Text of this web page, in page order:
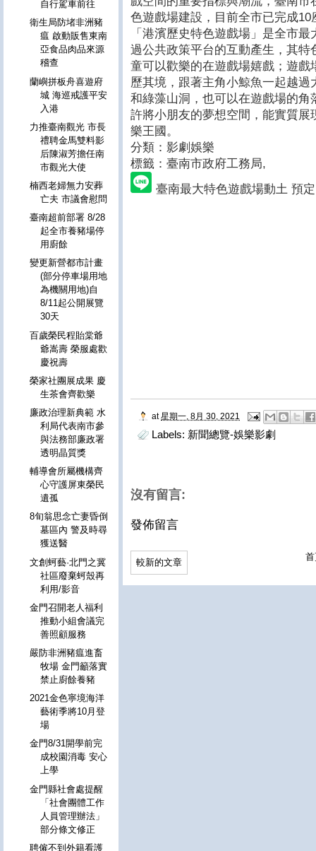
色遊戲場建設，目前全市已完成
「港濱歷史特色遊戲場」是全市
過公共政策平台的互動產生，其
童可以歡樂的在遊戲場嬉戲；遊
歷其境，跟著主角小鯨魚一起越
和綠藻山洞，也可以在遊戲場的
許將小朋友的夢想空間，能實質
樂王國。
分類：影劇娛樂
標籤：臺南市政府工務局,
臺南最大特色遊戲場動土 預
at 星期一, 8月 30, 2021
Labels: 新聞總覽-娛樂影劇
沒有留言:
發佈留言
較新的文章
自行駕車前往
衛生局防堵非洲豬
瘟 啟動販售東南
亞食品肉品來源
稽查
蘭嶼拼板舟喜遊府
城 海巡戒護平安
入港
力推臺南觀光 市長
禮聘金馬雙料影
后陳淑芳擔任南
市觀光大使
楠西老婦無力安葬
亡夫 市議會慰問
臺南超前部署 8/28
起全市養豬場停
用廚餘
變更新營都市計畫
(部分停車場用地
為機關用地)自
8/11起公開展覽
30天
百歲榮民程貽棠爺
爺嵩壽 榮服處歡
慶祝壽
榮家社團展成果 慶
生茶會齊歡樂
廉政治理新典範 水
利局代表南市參
與法務部廉政署
透明晶質獎
輔導會所屬機構齊
心守護屏東榮民
遺孤
8旬翁思念亡妻昏倒
墓區內 警及時尋
獲送醫
文創蚵藝·北門之冀
社區廢棄蚵殼再
利用/影音
金門召開老人福利
推動小組會議完
善照顧服務
嚴防非洲豬瘟進畜
牧場 金門籲落實
禁止廚餘養豬
2021金色寧境海洋
藝術季將10月登
場
金門8/31開學前完
成校園消毒 安心
上學
金門縣社會處提醒
「社會團體工作
人員管理辦法」
部分條文修正
聘僱不到外籍看護